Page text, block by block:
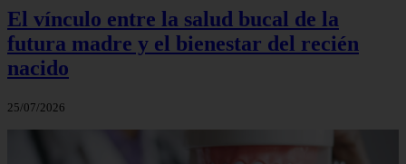
El vínculo entre la salud bucal de la
futura madre y el bienestar del recién
nacido
25/07/2026